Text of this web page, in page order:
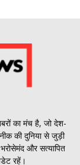
का मंच है, जो देश-
की दुनिया से जुड़ी
और सत्यापित
रहें।